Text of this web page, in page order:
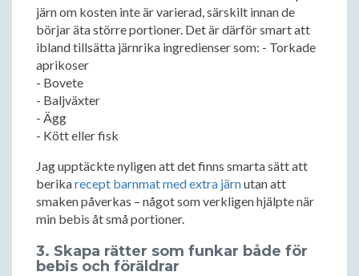
järn om kosten inte är varierad, särskilt innan de
börjar äta större portioner. Det är därför smart att
ibland tillsätta järnrika ingredienser som: - Torkade
aprikoser
- Bovete
- Baljväxter
- Ägg
- Kött eller fisk
Jag upptäckte nyligen att det finns smarta sätt att
berikarecept barnmat med extra järnutan att
smaken påverkas – något som verkligen hjälpte när
min bebis åt små portioner.
3. Skapa rätter som funkar både för
bebis och föräldrar